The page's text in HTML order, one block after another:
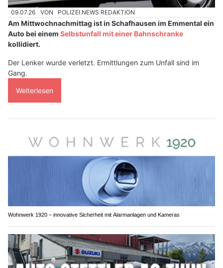
09.07.26 VON POLIZEI.NEWS REDAKTION
Am Mittwochnachmittag ist in Schafhausen im Emmental ein
Auto bei einem Selbstunfall mit einer Bahnschranke
kollidiert.
Der Lenker wurde verletzt. Ermittlungen zum Unfall sind im
Gang.
Weiterlesen
Wohnwerk 1920 – innovative Sicherheit mit Alarmanlagen und Kameras